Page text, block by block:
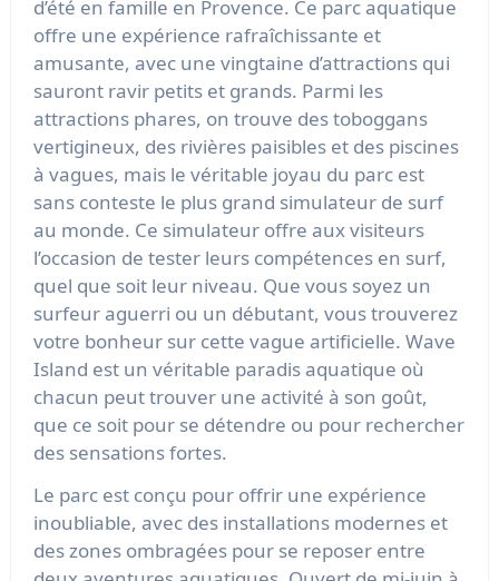
d’été en famille en Provence. Ce parc aquatique
offre une expérience rafraîchissante et
amusante, avec une vingtaine d’attractions qui
sauront ravir petits et grands. Parmi les
attractions phares, on trouve des toboggans
vertigineux, des rivières paisibles et des piscines
à vagues, mais le véritable joyau du parc est
sans conteste le plus grand simulateur de surf
au monde. Ce simulateur offre aux visiteurs
l’occasion de tester leurs compétences en surf,
quel que soit leur niveau. Que vous soyez un
surfeur aguerri ou un débutant, vous trouverez
votre bonheur sur cette vague artificielle. Wave
Island est un véritable paradis aquatique où
chacun peut trouver une activité à son goût,
que ce soit pour se détendre ou pour rechercher
des sensations fortes.
Le parc est conçu pour offrir une expérience
inoubliable, avec des installations modernes et
des zones ombragées pour se reposer entre